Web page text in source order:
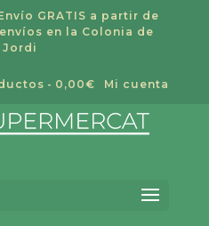
GRATIS a partir de
en la Colonia de
Jordi
Mi cuenta
0,00€